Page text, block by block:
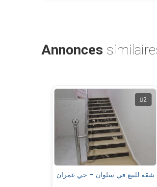
Annonces
2
شقة للبيع في سلوان – حي عمران